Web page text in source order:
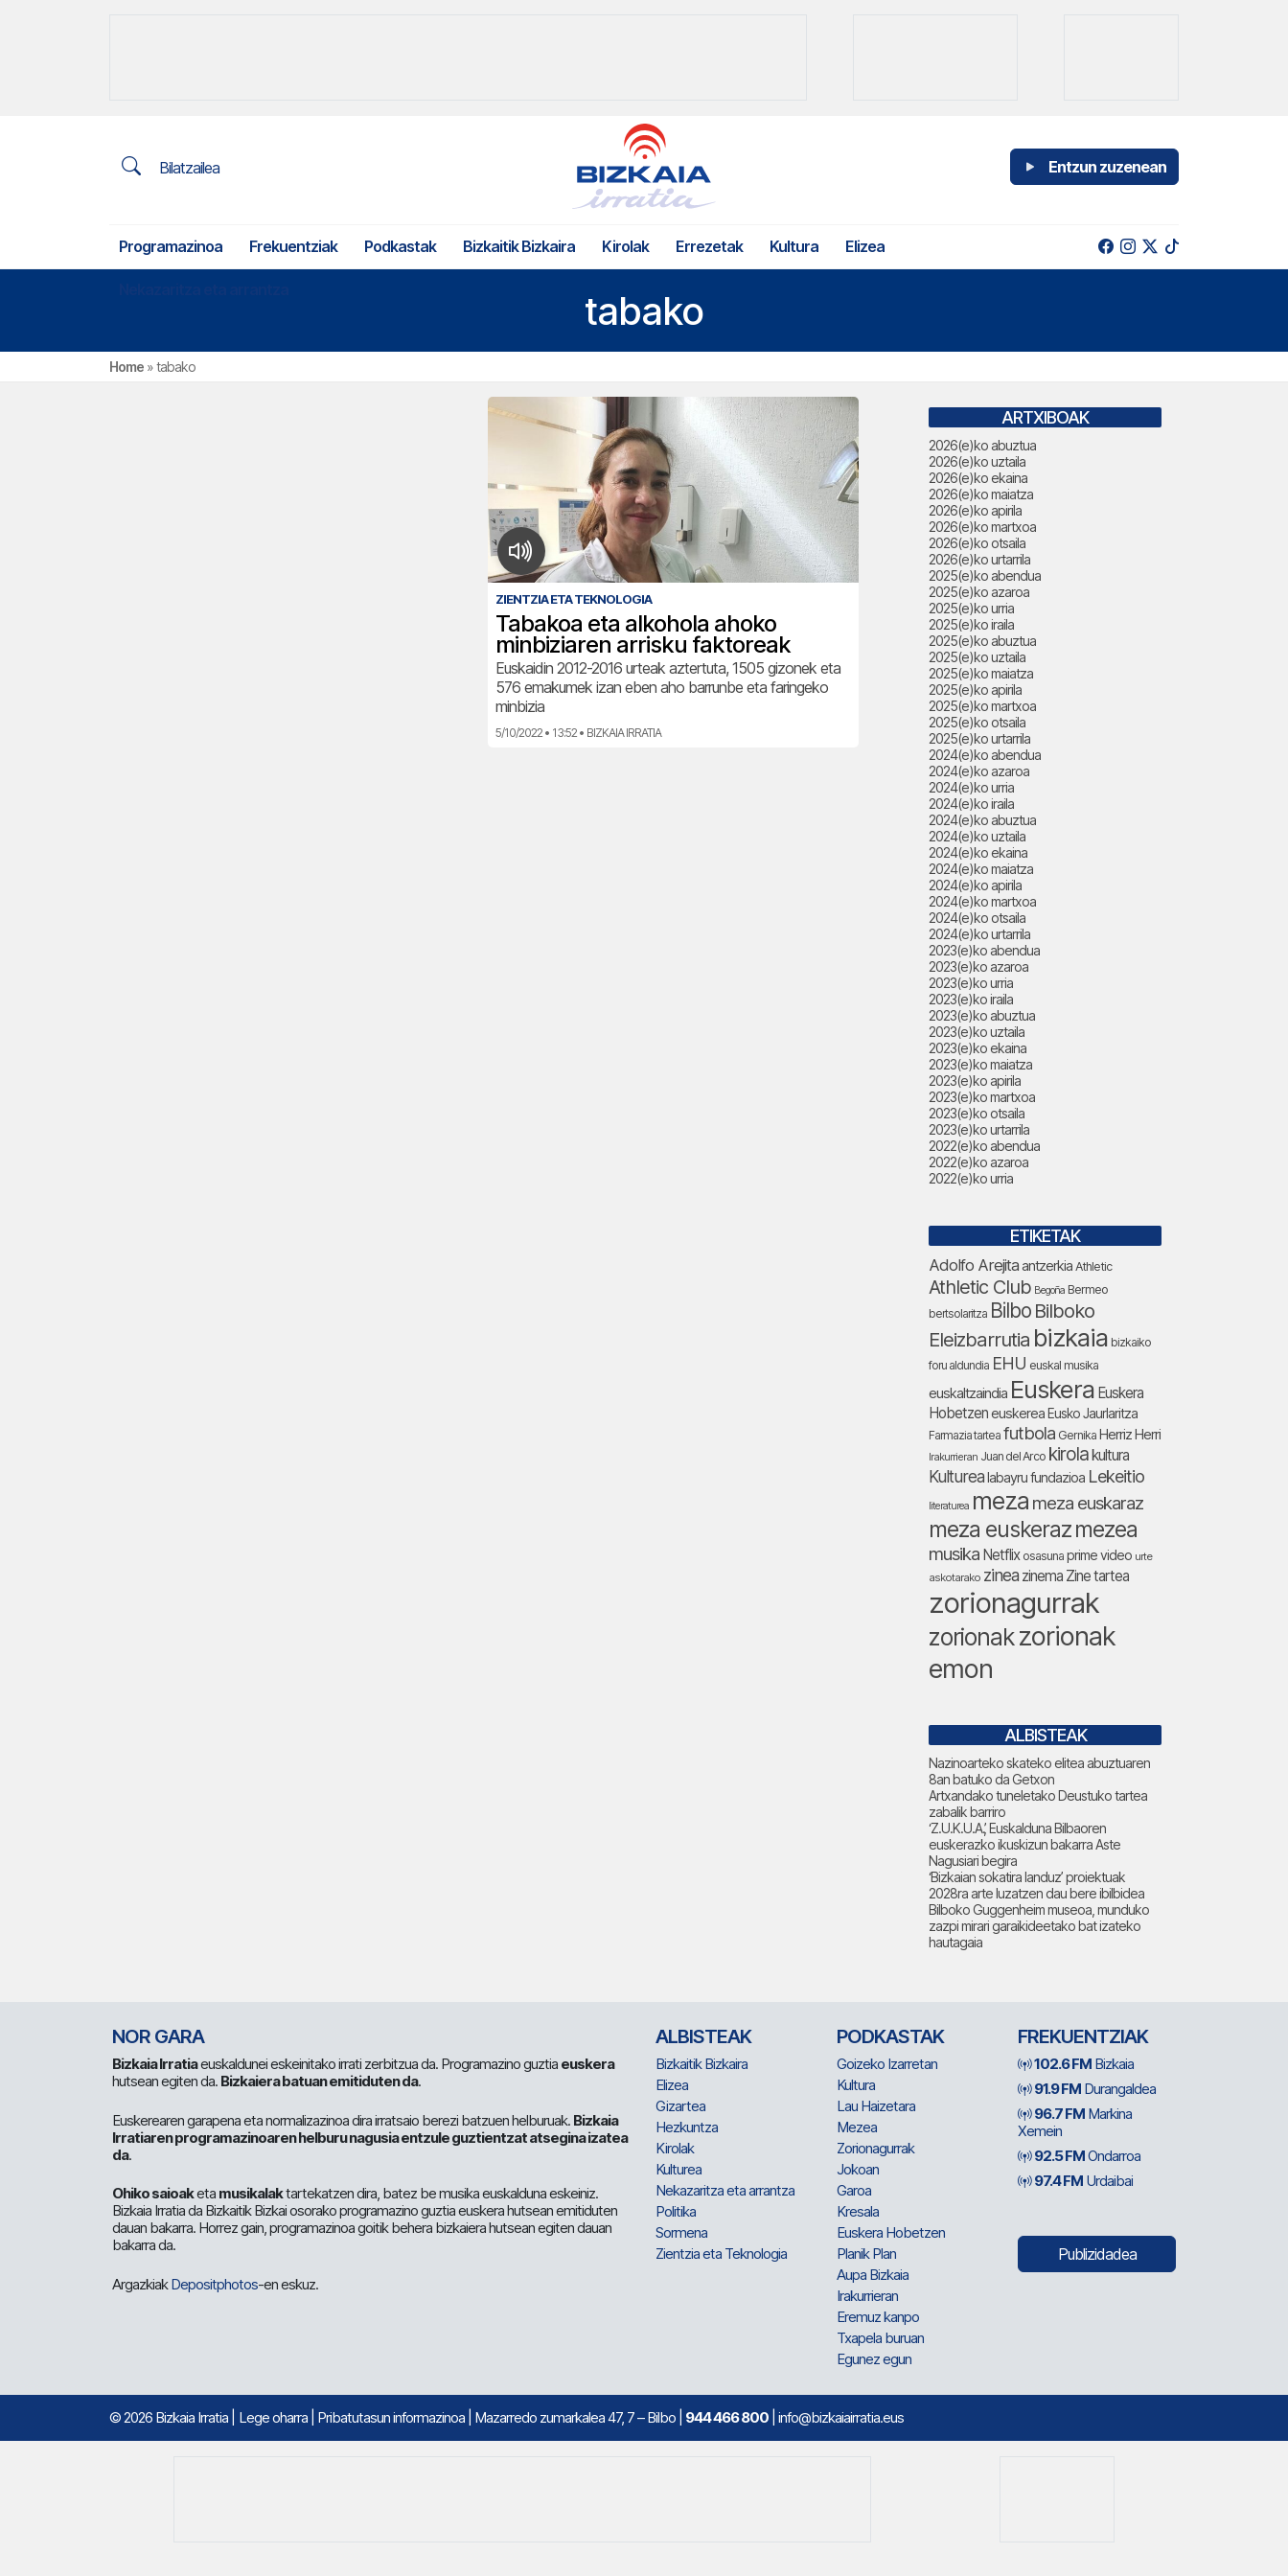
Bilatzailea Entzun zuzenean
Programazinoa Frekuentziak Podkastak Bizkaitik Bizkaira Kirolak Errezetak Kultura Elizea
tabako
Home »tabako
ZIENTZIA ETA TEKNOLOGIA
Tabakoa eta alkohola ahoko
minbiziaren arrisku faktoreak
Euskaidin 2012-2016 urteak aztertuta, 1505 gizonek eta
576 emakumek izan eben aho barrunbe eta faringeko
minbizia
5/10/2022 • 13:52 • BIZKAIA IRRATIA
ARTXIBOAK
2026(e)ko abuztua
2026(e)ko uztaila
2026(e)ko ekaina
2026(e)ko maiatza
2026(e)ko apirila
2026(e)ko martxoa
2026(e)ko otsaila
2026(e)ko urtarrila
2025(e)ko abendua
2025(e)ko azaroa
2025(e)ko urria
2025(e)ko iraila
2025(e)ko abuztua
2025(e)ko uztaila
2025(e)ko maiatza
2025(e)ko apirila
2025(e)ko martxoa
2025(e)ko otsaila
2025(e)ko urtarrila
2024(e)ko abendua
2024(e)ko azaroa
2024(e)ko urria
2024(e)ko iraila
2024(e)ko abuztua
2024(e)ko uztaila
2024(e)ko ekaina
2024(e)ko maiatza
2024(e)ko apirila
2024(e)ko martxoa
2024(e)ko otsaila
2024(e)ko urtarrila
2023(e)ko abendua
2023(e)ko azaroa
2023(e)ko urria
2023(e)ko iraila
2023(e)ko abuztua
2023(e)ko uztaila
2023(e)ko ekaina
2023(e)ko maiatza
2023(e)ko apirila
2023(e)ko martxoa
2023(e)ko otsaila
2023(e)ko urtarrila
2022(e)ko abendua
2022(e)ko azaroa
2022(e)ko urria
ETIKETAK
Adolfo Arejitaantzerkia Athletic
Athletic Club Begoña Bermeo
bertsolaritza Bilbo Bilboko
Eleizbarrutia bizkaia bizkaiko
foru aldundia EHU euskal musika
euskaltzaindia Euskera Euskera
Hobetzeneuskerea Eusko Jaurlaritza
Farmazia tartea futbola Gernika Herriz Herri
Irakurrieran Juan del Arco kirola kultura
Kulturealabayru fundazioa Lekeitio
literaturea meza meza euskaraz
meza euskerazmezea
musika Netflix osasuna prime video urte
askotarako zinea zinema Zine tartea
zorionagurrak
zorionakzorionak
emon
ALBISTEAK
Nazinoarteko skateko elitea abuztuaren
8an batuko da Getxon
Artxandako tuneletako Deustuko tartea
zabalik barriro
‘Z.U.K.U.A.’, Euskalduna Bilbaoren
euskerazko ikuskizun bakarra Aste
Nagusiari begira
‘Bizkaian sokatira landuz’ proiektuak
2028ra arte luzatzen dau bere ibilbidea
Bilboko Guggenheim museoa, munduko
zazpi mirari garaikideetako bat izateko
hautagaia
NOR GARA
Bizkaia Irratiaeuskaldunei eskeinitako irrati zerbitzua da. Programazino guztia euskera
hutsean egiten da. Bizkaiera batuan emitiduten da.
Euskerearen garapena eta normalizazinoa dira irratsaio berezi batzuen helburuak. Bizkaia
Irratiaren programazinoaren helburu nagusia entzule guztientzat atsegina izatea
da.
Ohiko saioaketa musikalaktartekatzen dira, batez be musika euskalduna eskeiniz.
Bizkaia Irratia da Bizkaitik Bizkai osorako programazino guztia euskera hutsean emitiduten
dauan bakarra. Horrez gain, programazinoa goitik behera bizkaiera hutsean egiten dauan
bakarra da.
ArgazkiakDepositphotos-en eskuz.
ALBISTEAK
Bizkaitik Bizkaira
Elizea
Gizartea
Hezkuntza
Kirolak
Kulturea
Nekazaritza eta arrantza
Politika
Sormena
Zientzia eta Teknologia
PODKASTAK
Goizeko Izarretan
Kultura
Lau Haizetara
Mezea
Zorionagurrak
Jokoan
Garoa
Kresala
Euskera Hobetzen
Planik Plan
Aupa Bizkaia
Irakurrieran
Eremuz kanpo
Txapela buruan
Egunez egun
FREKUENTZIAK
102.6 FM Bizkaia
91.9 FM Durangaldea
96.7 FM Markina
Xemein
92.5 FMOndarroa
97.4 FM Urdaibai
Publizidadea
© 2026 Bizkaia Irratia Lege oharra Pribatutasun informazinoa | Mazarredo zumarkalea 47, 7 – Bilbo | 944 466 800 | info@bizkaiairratia.eus